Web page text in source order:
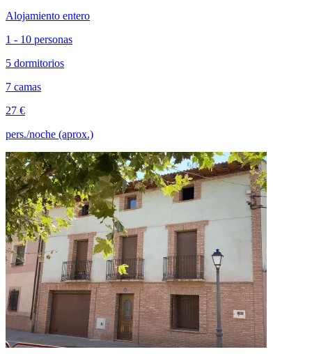
Alojamiento entero
1 - 10 personas
5 dormitorios
7 camas
27 €
pers./noche (aprox.)